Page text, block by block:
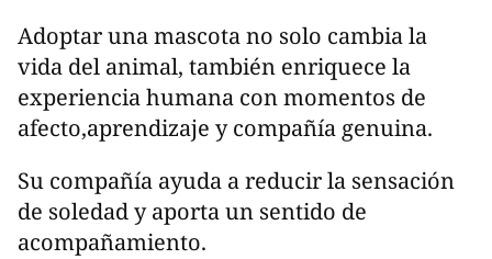
Adoptar una mascota no solo cambia la
vida del animal, también enriquece la
experiencia humana con momentos de
afecto,aprendizaje y compañía genuina.
Su compañía ayuda a reducir la sensación
de soledad y aporta un sentido de
acompañamiento.